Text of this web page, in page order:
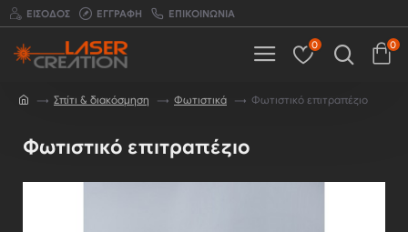
ΕΊΣΟΔΟΣ ΕΓΓΡΑΦΉ ΕΠΙΚΟΙΝΩΝΊΑ
0 0
Σπίτι & διακόσμηση Φωτιστικά Φωτιστικό επιτραπέζιο
Φωτιστικό επιτραπέζιο